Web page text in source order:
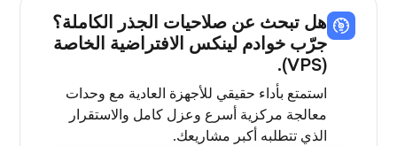
هل تبحث عن صلاحيات الجذر الكاملة؟
جرّب خوادم لينكس الافتراضية الخاصة
(VPS).
استمتع بأداء حقيقي للأجهزة العادية مع وحدات
معالجة مركزية أسرع وعزل كامل والاستقرار
الذي تتطلبه أكبر مشاريعك.